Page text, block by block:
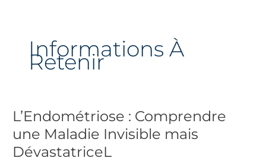
Informations À
Retenir
L’Endométriose : Comprendre
une Maladie Invisible mais
DévastatriceL
L’Endométriose
Comprendre
une